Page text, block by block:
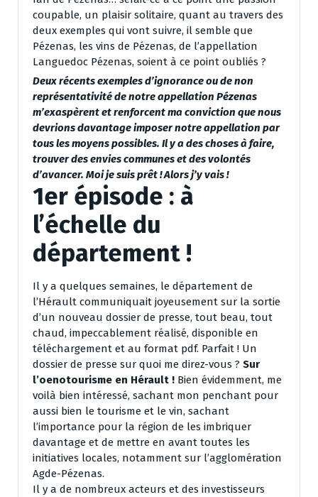
coupable, un plaisir solitaire, quant au travers des
deux exemples qui vont suivre, il semble que
Pézenas, les vins de Pézenas, de l’appellation
Languedoc Pézenas, soient à ce point oubliés ?
Deux récents exemples d’ignorance ou de non
représentativité de notre appellation Pézenas
m’exaspèrent et renforcent ma conviction que nous
devrions davantage imposer notre appellation par
tous les moyens possibles. Il y a des choses à faire,
trouver des envies communes et des volontés
d’avancer. Moi je suis prêt ! Alors j’y vais !
1er épisode : à
l’échelle du
département !
Il y a quelques semaines, le département de
l’Hérault communiquait joyeusement sur la sortie
d’un nouveau dossier de presse, tout beau, tout
chaud, impeccablement réalisé, disponible en
téléchargement et au format pdf. Parfait ! Un
dossier de presse sur quoi me direz-vous ? Sur
l’oenotourisme en Hérault ! Bien évidemment, me
voilà bien intéressé, sachant mon penchant pour
aussi bien le tourisme et le vin, sachant
l’importance pour la région de les imbriquer
davantage et de mettre en avant toutes les
initiatives locales, notamment sur l’agglomération
Agde-Pézenas.
Il y a de nombreux acteurs et des investisseurs